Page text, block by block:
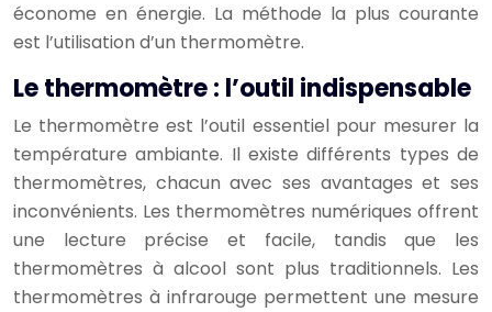
économe en énergie. La méthode la plus courante
est l’utilisation d’un thermomètre.
Le thermomètre : l’outil indispensable
Le thermomètre est l’outil essentiel pour mesurer la
température ambiante. Il existe différents types de
thermomètres, chacun avec ses avantages et ses
inconvénients. Les thermomètres numériques offrent
une lecture précise et facile, tandis que les
thermomètres à alcool sont plus traditionnels. Les
thermomètres à infrarouge permettent une mesure